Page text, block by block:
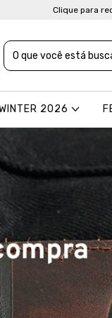
Clique para
2026